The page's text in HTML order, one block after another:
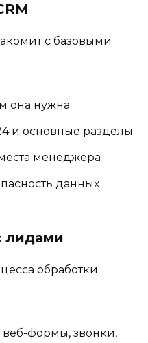
с базовыми
она нужна
и основные разделы
менеджера
данных
лидами
обработки
формы, звонки,